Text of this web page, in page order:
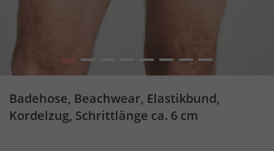
1 2 5 6 7 8
Badehose, Beachwear, Elastikbund,
Kordelzug, Schrittlänge ca. 6 cm